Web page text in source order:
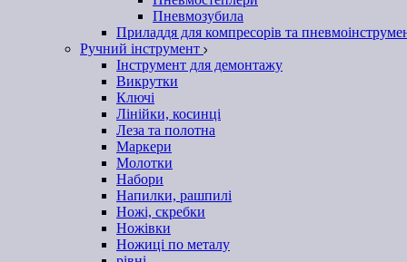
Пневмозубила
Приладдя для компресорів та
Ручний інструмент
Інструмент для демонтажу
Викрутки
Ключі
Лінійки, косинці
Леза та полотна
Маркери
Молотки
Набори
Напилки, рашпилі
Ножі, скребки
Ножівки
Ножиці по металу